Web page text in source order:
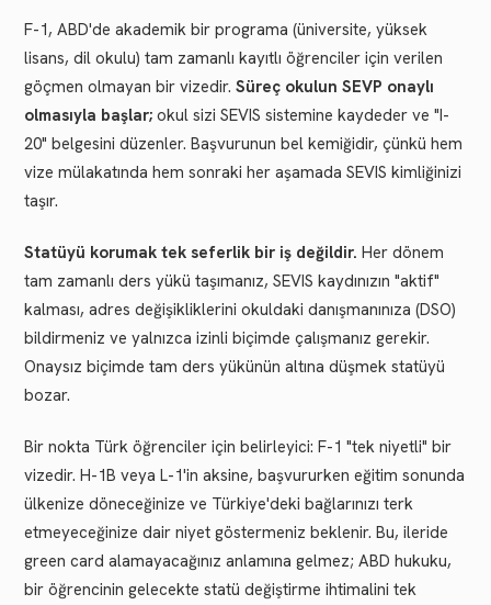
F-1, ABD'de akademik bir programa (üniversite, yüksek
lisans, dil okulu) tam zamanlı kayıtlı öğrenciler için verilen
göçmen olmayan bir vizedir. Süreç okulun SEVP onaylı
olmasıyla başlar; okul sizi SEVIS sistemine kaydeder ve "I-
20" belgesini düzenler. Başvurunun bel kemiğidir, çünkü hem
vize mülakatında hem sonraki her aşamada SEVIS kimliğinizi
taşır.
Statüyü korumak tek seferlik bir iş değildir. Her dönem
tam zamanlı ders yükü taşımanız, SEVIS kaydınızın "aktif"
kalması, adres değişikliklerini okuldaki danışmanınıza (DSO)
bildirmeniz ve yalnızca izinli biçimde çalışmanız gerekir.
Onaysız biçimde tam ders yükünün altına düşmek statüyü
bozar.
Bir nokta Türk öğrenciler için belirleyici: F-1 "tek niyetli" bir
vizedir. H-1B veya L-1'in aksine, başvururken eğitim sonunda
ülkenize döneceğinize ve Türkiye'deki bağlarınızı terk
etmeyeceğinize dair niyet göstermeniz beklenir. Bu, ileride
green card alamayacağınız anlamına gelmez; ABD hukuku,
bir öğrencinin gelecekte statü değiştirme ihtimalini tek